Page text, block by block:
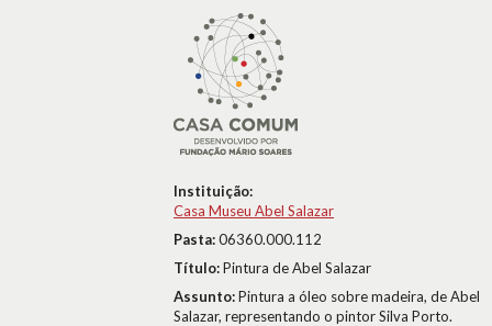
Instituição:
Casa Museu Abel Salazar
Pasta:06360.000.112
Título:Pintura de Abel Salazar
Assunto:Pintura a óleo sobre madeira, de Abel
Salazar, representando o pintor Silva Porto.